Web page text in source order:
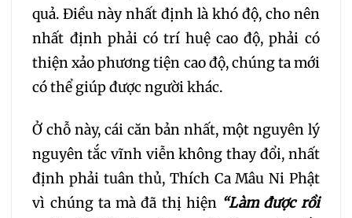
quả. Điều này nhất định là khó độ, cho nên
nhất định phải có trí huệ cao độ, phải có
thiện xảo phương tiện cao độ, chúng ta mới
có thể giúp được người khác.
Ở chỗ này, cái căn bản nhất, một nguyên lý
nguyên tắc vĩnh viễn không thay đổi, nhất
định phải tuân thủ, Thích Ca Mâu Ni Phật
vì chúng ta mà đã thị hiện “Làm được rồi